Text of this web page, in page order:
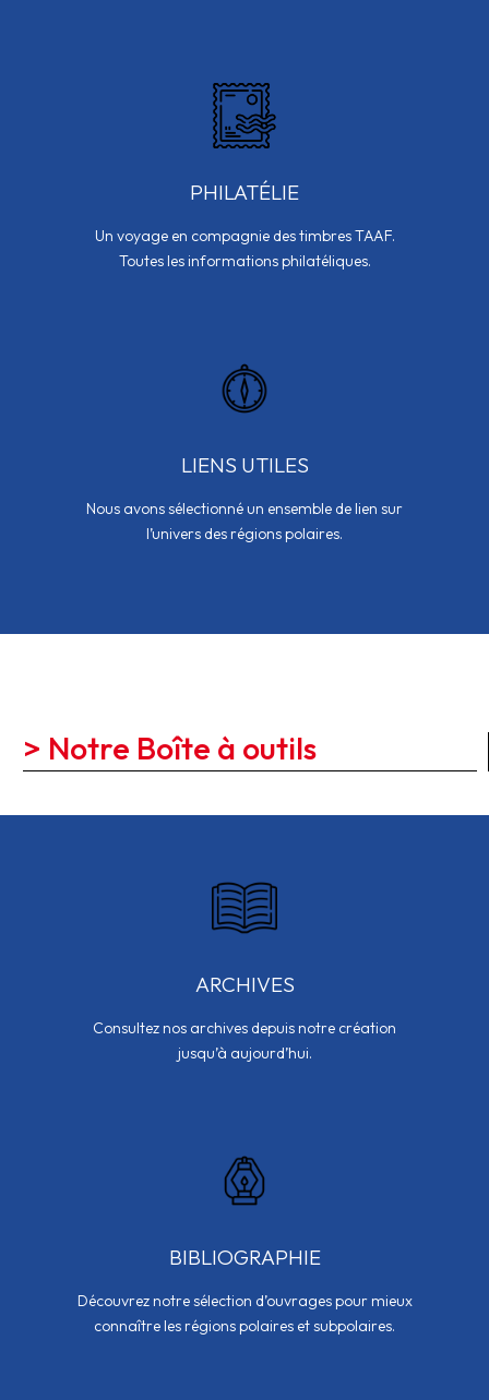
PHILATÉLIE
Un voyage en compagnie des timbres TAAF.
Toutes les informations philatéliques.
LIENS UTILES
Nous avons sélectionné un ensemble de lien sur
l’univers des régions polaires.
> Notre Boîte à outils
ARCHIVES
Consultez nos archives depuis notre création
jusqu’à aujourd’hui.
BIBLIOGRAPHIE
Découvrez notre sélection d’ouvrages pour mieux
connaître les régions polaires et subpolaires.